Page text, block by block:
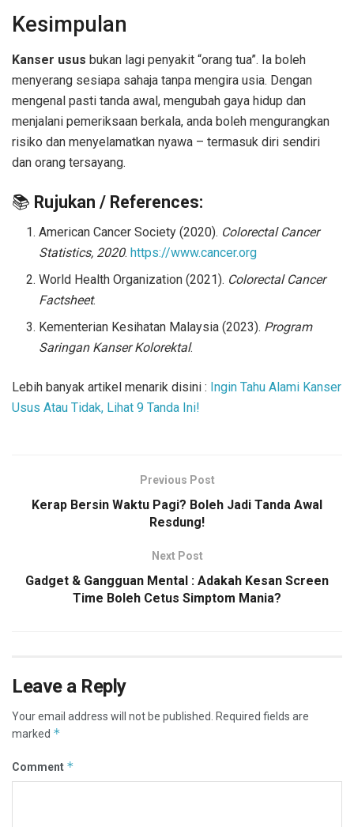
Kesimpulan
Kanser usus bukan lagi penyakit “orang tua”. Ia boleh
menyerang sesiapa sahaja tanpa mengira usia. Dengan
mengenal pasti tanda awal, mengubah gaya hidup dan
menjalani pemeriksaan berkala, anda boleh mengurangkan
risiko dan menyelamatkan nyawa – termasuk diri sendiri
dan orang tersayang.
📚 Rujukan / References:
American Cancer Society (2020). Colorectal Cancer
Statistics, 2020. https://www.cancer.org
World Health Organization (2021). Colorectal Cancer
Factsheet.
Kementerian Kesihatan Malaysia (2023). Program
Saringan Kanser Kolorektal.
Lebih banyak artikel menarik disini : Ingin Tahu Alami Kanser
Usus Atau Tidak, Lihat 9 Tanda Ini!
Previous Post
Kerap Bersin Waktu Pagi? Boleh Jadi Tanda Awal
Resdung!
Next Post
Gadget & Gangguan Mental : Adakah Kesan Screen
Time Boleh Cetus Simptom Mania?
Leave a Reply
Your email address will not be published. Required fields are
marked *
Comment *